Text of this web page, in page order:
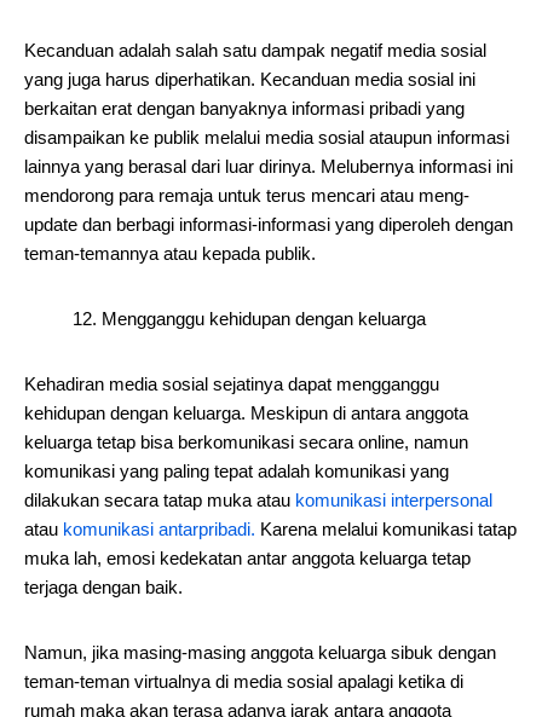
Kecanduan adalah salah satu dampak negatif media sosial
yang juga harus diperhatikan. Kecanduan media sosial ini
berkaitan erat dengan banyaknya informasi pribadi yang
disampaikan ke publik melalui media sosial ataupun informasi
lainnya yang berasal dari luar dirinya. Melubernya informasi ini
mendorong para remaja untuk terus mencari atau meng-
update dan berbagi informasi-informasi yang diperoleh dengan
teman-temannya atau kepada publik.
12. Mengganggu kehidupan dengan keluarga
Kehadiran media sosial sejatinya dapat mengganggu
kehidupan dengan keluarga. Meskipun di antara anggota
keluarga tetap bisa berkomunikasi secara online, namun
komunikasi yang paling tepat adalah komunikasi yang
dilakukan secara tatap muka atau komunikasi interpersonal
atau komunikasi antarpribadi. Karena melalui komunikasi tatap
muka lah, emosi kedekatan antar anggota keluarga tetap
terjaga dengan baik.
Namun, jika masing-masing anggota keluarga sibuk dengan
teman-teman virtualnya di media sosial apalagi ketika di
rumah maka akan terasa adanya jarak antara anggota